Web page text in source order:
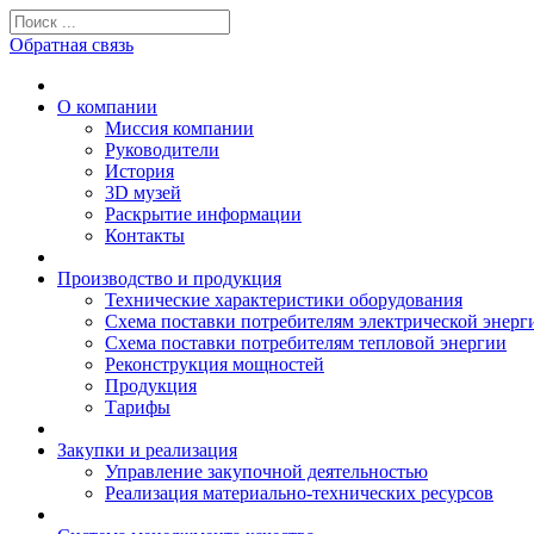
Обратная связь
О компании
Миссия компании
Руководители
История
3D музей
Раскрытие информации
Контакты
Производство и продукция
Технические характеристики оборудования
Схема поставки потребителям электрической
Схема поставки потребителям тепловой энергии
Реконструкция мощностей
Продукция
Тарифы
Закупки и реализация
Управление закупочной деятельностью
Реализация материально-технических ресурсов